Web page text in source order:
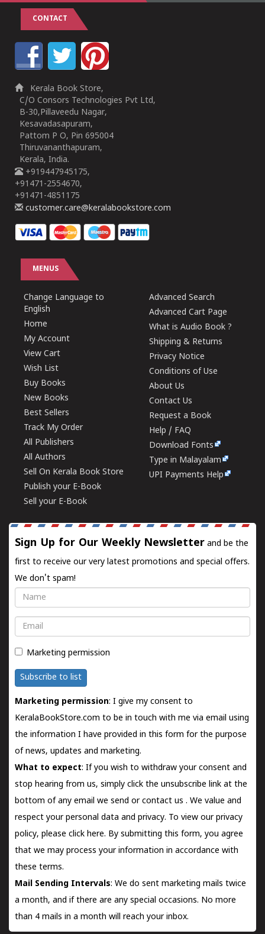
CONTACT
Kerala Book Store,
C/O Consors Technologies Pvt Ltd,
B-30,Pillaveedu Nagar,
Kesavadasapuram,
Pattom P O, Pin 695004
Thiruvananthapuram,
Kerala, India.
+919447945175,
+91471-2554670,
+91471-4851175
customer.care@keralabookstore.com
MENUS
Change Language to
English
Home
My Account
View Cart
Wish List
Buy Books
New Books
Best Sellers
Track My Order
All Publishers
All Authors
Sell On Kerala Book Store
Publish your E-Book
Sell your E-Book
Advanced Search
Advanced Cart Page
What is Audio Book ?
Shipping & Returns
Privacy Notice
Conditions of Use
About Us
Contact Us
Request a Book
Help / FAQ
Download Fonts
Type in Malayalam
UPI Payments Help
Sign Up for Our Weekly Newsletter and be the
first to receive our very latest promotions and special offers.
We don't spam!
Name
Email
Marketing permission
Subscribe to list
Marketing permission: I give my consent to
KeralaBookStore.com to be in touch with me via email using
the information I have provided in this form for the purpose
of news, updates and marketing.
What to expect: If you wish to withdraw your consent and
stop hearing from us, simply click the unsubscribe link at the
bottom of any email we send orcontact us . We value and
respect your personal data and privacy. To view our privacy
policy, please click here. By submitting this form, you agree
that we may process your information in accordance with
these terms.
Mail Sending Intervals: We do sent marketing mails twice
a month, and if there are any special occasions. No more
than 4 mails in a month will reach your inbox.